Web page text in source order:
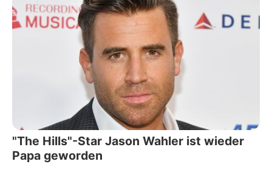
"The Hills"-Star Jason Wahler ist wieder
Papa geworden